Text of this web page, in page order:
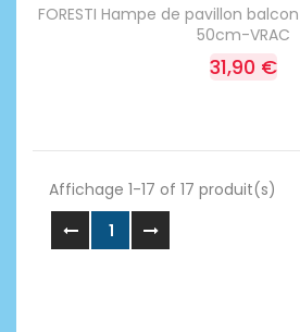
FORESTI Hampe de pavillon
50cm-VRAC
31,90 €
Affichage 1-17 of 17 produit(s)
1